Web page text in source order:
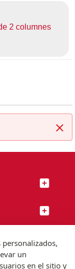
2 columnes
un
en el sitio y